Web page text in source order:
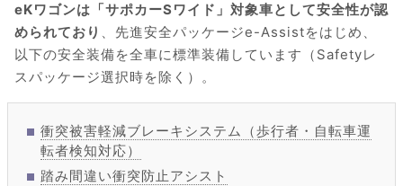
eKワゴンは「サポカーSワイド」対象車として安全性が認
められており 、先進安全パッケージe-Assistをはじめ、
以下の安全装備を全車に標準装備しています（Safetyレ
スパッケージ選択時を除く）。
衝突被害軽減ブレーキシステム（歩行者・自転車運
転者検知対応）
踏み間違い衝突防止アシスト